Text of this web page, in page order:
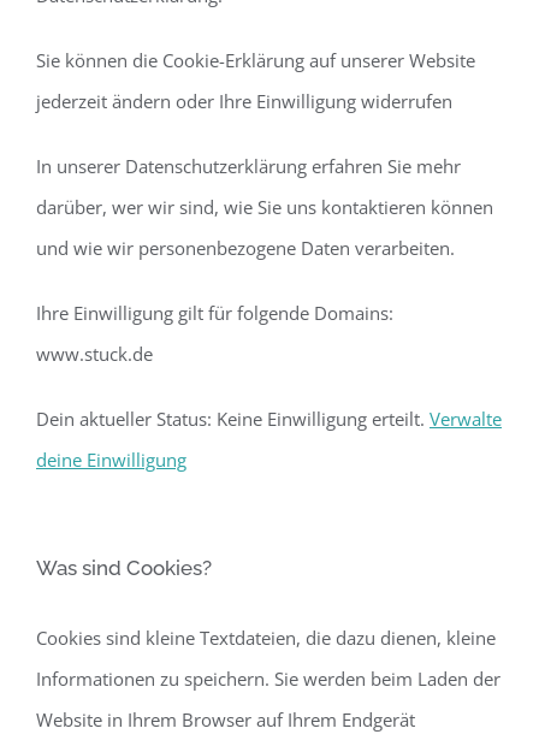
Sie können die Cookie-Erklärung auf unserer Website
jederzeit ändern oder Ihre Einwilligung widerrufen
In unserer Datenschutzerklärung erfahren Sie mehr
darüber, wer wir sind, wie Sie uns kontaktieren können
und wie wir personenbezogene Daten verarbeiten.
Ihre Einwilligung gilt für folgende Domains:
www.stuck.de
Dein aktueller Status: Keine Einwilligung erteilt. Verwalte
deine Einwilligung
Was sind Cookies?
Cookies sind kleine Textdateien, die dazu dienen, kleine
Informationen zu speichern. Sie werden beim Laden der
Website in Ihrem Browser auf Ihrem Endgerät